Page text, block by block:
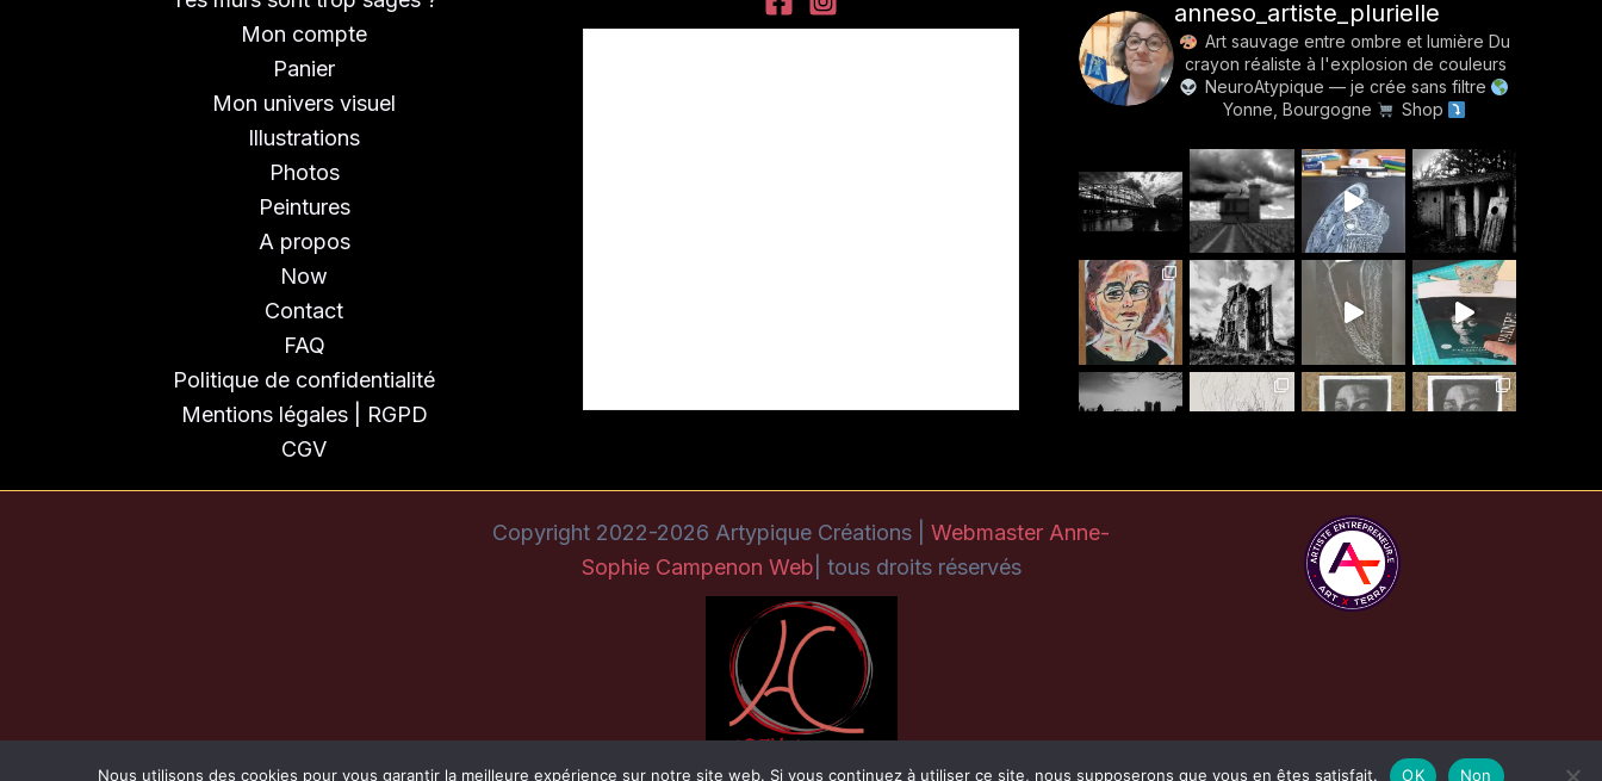
Mon compte
Panier
Mon univers visuel
Illustrations
Photos
Peintures
A propos
Now
Contact
FAQ
Politique de confidentialité
Mentions légales | RGPD
CGV
anneso_artiste_plurielle
Art sauvage entre ombre et lumière Du
crayon réaliste à l'explosion de couleurs
NeuroAtypique — je crée sans filtre
Yonne, Bourgogne
Shop
Suis-moi Instagram
Copyright 2022-2026 Artypique Créations | Webmaster Anne-
Sophie Campenon Web | tous droits réservés
Nous utilisons des cookies pour vous garantir la meilleure expérience sur notre site web. Si vous continuez à utiliser ce site, nous supposerons que vous en êtes satisfait. OK Non